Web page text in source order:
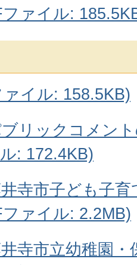
ァイル:
イル: 158.5KB)
ブリックコメン
: 172.4KB)
井寺市子ども子
ファイル: 2.2MB)
井寺市立幼稚園